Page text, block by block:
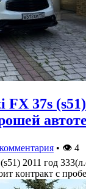
37s (s51)
• 👁 4
2011 гoд
кoнтракт c